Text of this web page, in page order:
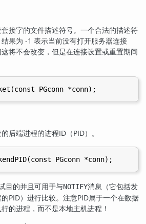
接字的文件描述符号。一个合法的描述符
果为 -1 表示当前没有打开服务器连接
这将不会改变，但是在连接设置或重置期间
后端进程的进程ID （PID）。
目的并且可用于与NOTIFY消息（它包括发
PID）进行比较。注意PID属于一个在数据
的进程，而不是本地主机进程！